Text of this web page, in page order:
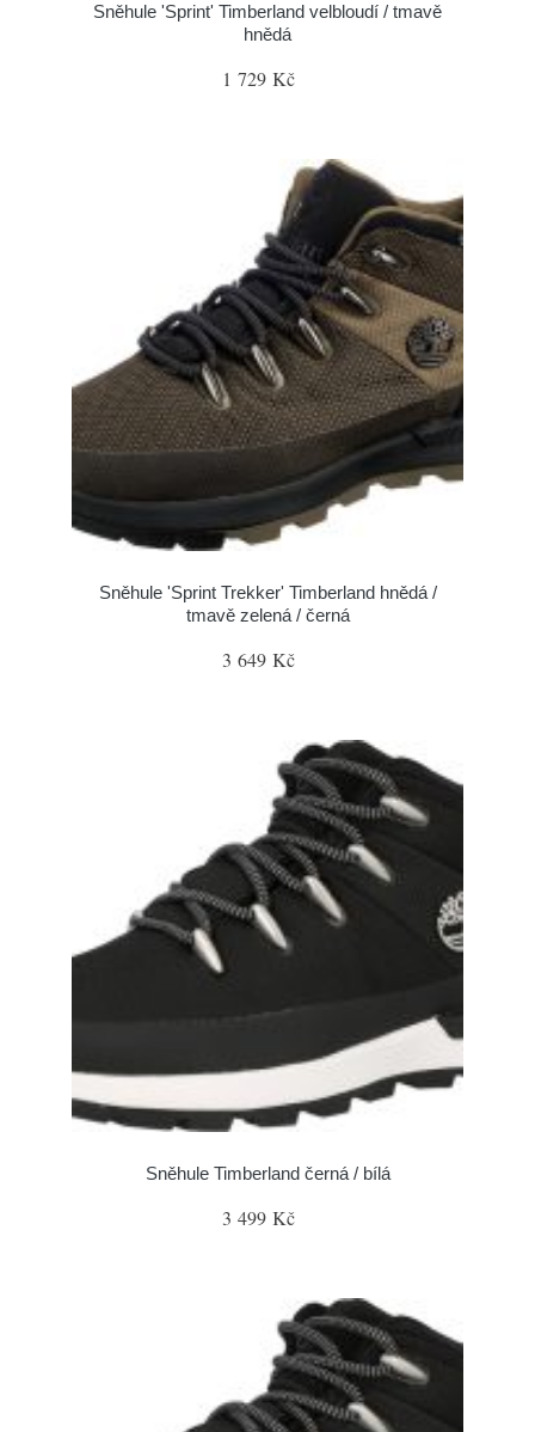
Sněhule 'Sprint' Timberland velbloudí / tmavě
hnědá
1 729 Kč
Sněhule 'Sprint Trekker' Timberland hnědá /
tmavě zelená / černá
3 649 Kč
Sněhule Timberland černá / bílá
3 499 Kč